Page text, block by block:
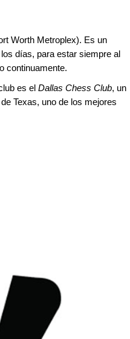
Worth Metroplex). Es un
días, para estar siempre al
continuamente.
es el Dallas Chess Club, un
Texas, uno de los mejores